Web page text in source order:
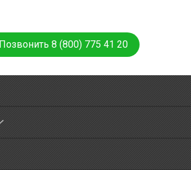
Позвонить 8 (800) 775 41 20